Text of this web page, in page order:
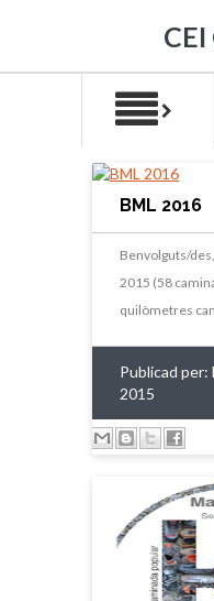
BML 2016
Benvolguts/
2015 (58
quilòmetres
Publicad per:
2015